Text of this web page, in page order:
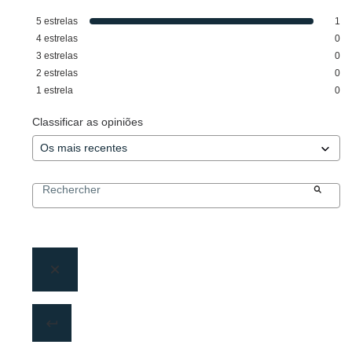
5 estrelas
1
4 estrelas
0
3 estrelas
0
2 estrelas
0
1 estrela 0
Classificar as opiniões